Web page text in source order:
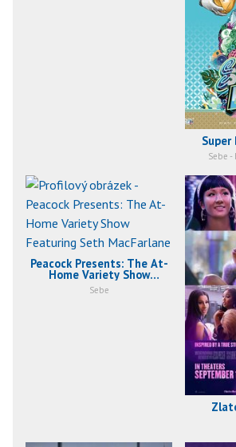
Super
Sebe
Peacock Presents: The At-
Home Variety Show
Featuring Seth
MacFarlane (2020)
Sebe